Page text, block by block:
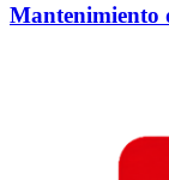
Mantenimiento